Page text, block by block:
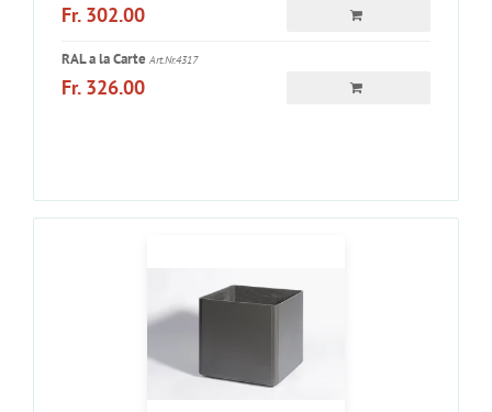
Fr. 302.00
RAL a la Carte Art.Nr.4317
Fr. 326.00